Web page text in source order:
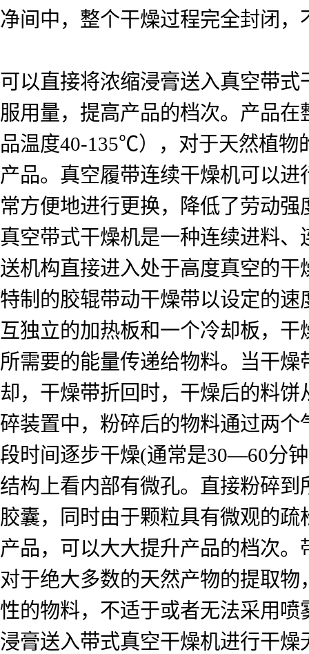
净间中，整个干燥过程完全封闭
可以直接将浓缩浸膏送入真空带
服用量，提高产品的档次。产品
品温度40-135℃），对于天然植物
产品。真空履带连续干燥机可以
常方便地进行更换，降低了劳动
真空带式干燥机是一种连续进料
送机构直接进入处于高度真空的
特制的胶辊带动干燥带以设定的
互独立的加热板和一个冷却板，
所需要的能量传递给物料。当干
却，干燥带折回时，干燥后的料
碎装置中，粉碎后的物料通过两
段时间逐步干燥(通常是30—60分
结构上看内部有微孔。直接粉碎
胶囊，同时由于颗粒具有微观的
产品，可以大大提升产品的档次
对于绝大多数的天然产物的提取
性的物料，不适于或者无法采用
浸膏送入带式真空干燥机进行干